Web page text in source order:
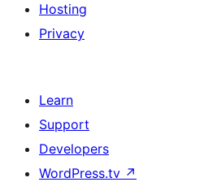
Hosting
Privacy
Learn
Support
Developers
WordPress.tv ↗